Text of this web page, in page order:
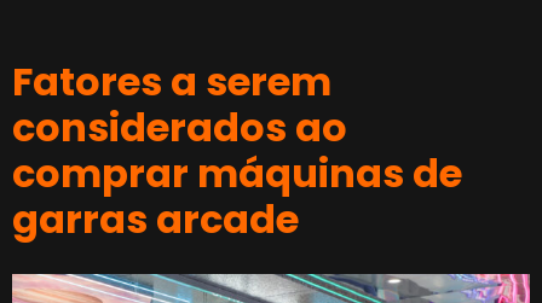
Fatores a serem
considerados ao
comprar máquinas de
garras arcade